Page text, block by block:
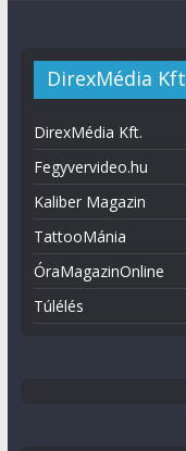
DirexMédia Kft
DirexMédia Kft.
Fegyvervideo.hu
Kaliber Magazin
TattooMánia
ÓraMagazinOnline
Túlélés